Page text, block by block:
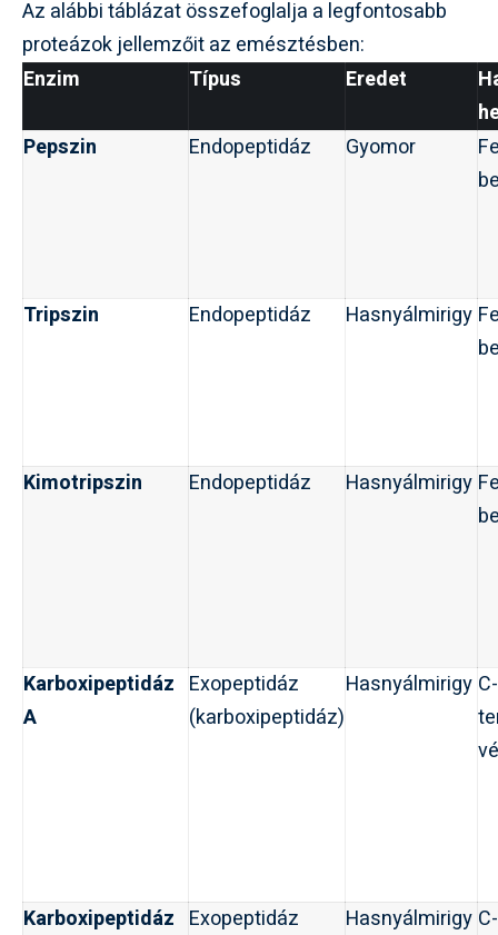
Az alábbi táblázat összefoglalja a legfontosabb
proteázok jellemzőit az emésztésben:
Enzim
Típus Eredet
Pepszin
Endopeptidáz Gyomor
Tripszin Endopeptidáz Hasnyálmirigy
Kimotripszin Endopeptidáz Hasnyálmirigy
Karboxipeptidáz
A
Exopeptidáz
(karboxipeptidáz)
Hasnyálmirigy C-
Karboxipeptidáz Exopeptidáz
Hasnyálmirigy C-